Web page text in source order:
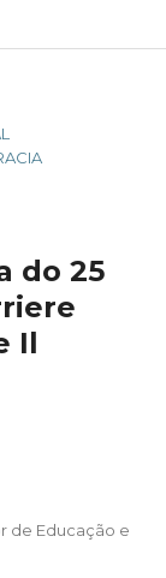
do 25
Il
de Educação e